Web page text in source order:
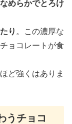
なめらかでとろけ
り 。この濃厚な
ョコレートが食
ど強くはありま
うチョコ